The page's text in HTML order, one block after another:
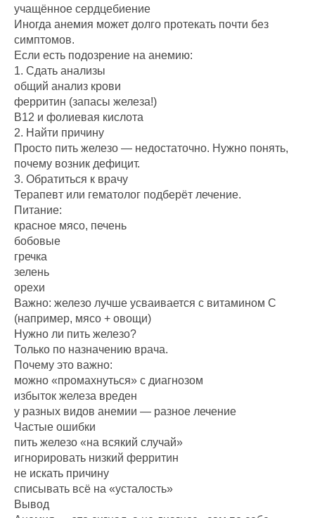
учащённое сердцебиение
Иногда анемия может долго протекать почти без
симптомов.
Если есть подозрение на анемию:
1. Сдать анализы
общий анализ крови
ферритин (запасы железа!)
B12 и фолиевая кислота
2. Найти причину
Просто пить железо — недостаточно. Нужно понять,
почему возник дефицит.
3. Обратиться к врачу
Терапевт или гематолог подберёт лечение.
Питание:
красное мясо, печень
бобовые
гречка
зелень
орехи
Важно: железо лучше усваивается с витамином C
(например, мясо + овощи)
Нужно ли пить железо?
Только по назначению врача.
Почему это важно:
можно «промахнуться» с диагнозом
избыток железа вреден
у разных видов анемии — разное лечение
Частые ошибки
пить железо «на всякий случай»
игнорировать низкий ферритин
не искать причину
списывать всё на «усталость»
Вывод